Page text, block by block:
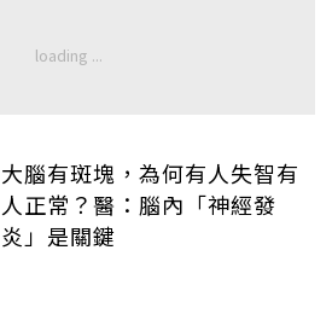
大腦有斑塊，為何有人失智有
人正常？醫：腦內「神經發
炎」是關鍵